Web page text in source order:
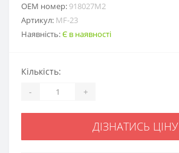
ОЕМ номер: 918027M2
Артикул: MF-23
Наявність:Є в наявності
Кількість:
- +
ДІЗНАТИСЬ ЦІНУ